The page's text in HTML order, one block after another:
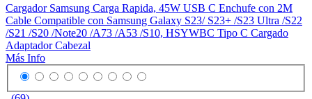
Cargador Samsung Carga Rapida, 45W USB C Enchufe con 2M
Cable Compatible con Samsung Galaxy S23/ S23+ /S23 Ultra /S22
/S21 /S20 /Note20 /A73 /A53 /S10, HSYWBC Tipo C Cargado
Adaptador Cabezal
Más Info